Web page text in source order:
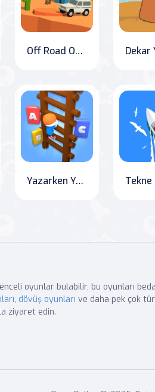
Off Road Otomatik Testi Dekar
Yazarken Yaşa ya da Öl Tekne
oyunlar bulabilir, bu oyunları
, dövüş oyunları ve daha pek çok
ziyaret edin.